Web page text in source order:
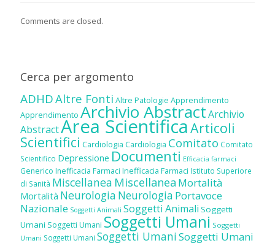
Comments are closed.
Cerca per argomento
ADHDAltre Fonti Altre Patologie Apprendimento
Apprendimento Archivio AbstractArchivio
AbstractArea ScientificaArticoli
Scientifici Cardiologia Cardiologia Comitato Comitato
Scientifico Depressione Documenti Efficacia farmaci
Generico Inefficacia Farmaci Inefficacia Farmaci Istituto Superiore
di Sanità Miscellanea Miscellanea Mortalità
Mortalità Neurologia Neurologia Portavoce
Nazionale Soggetti Animali Soggetti Animali Soggetti
Umani Soggetti Umani Soggetti Umani Soggetti
Umani Soggetti Umani Soggetti UmaniSoggetti Umani